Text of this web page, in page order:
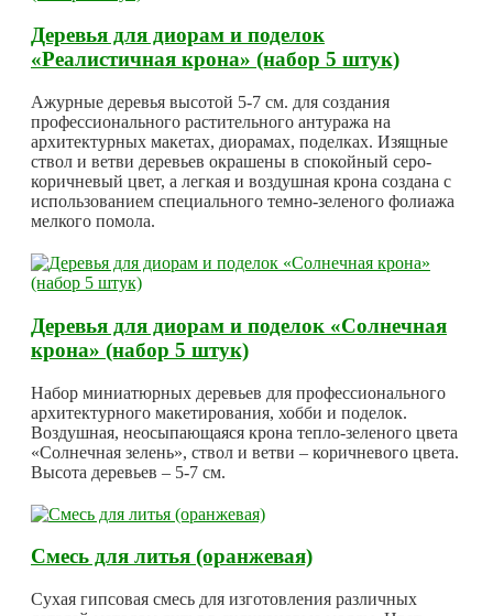
Деревья для диорам и поделок
«Реалистичная крона» (набор 5 штук)
Ажурные деревья высотой 5-7 см. для создания
профессионального растительного антуража на
архитектурных макетах, диорамах, поделках. Изящные
ствол и ветви деревьев окрашены в спокойный серо-
коричневый цвет, а легкая и воздушная крона создана с
использованием специального темно-зеленого фолиажа
мелкого помола.
Деревья для диорам и поделок «Солнечная
крона» (набор 5 штук)
Набор миниатюрных деревьев для профессионального
архитектурного макетирования, хобби и поделок.
Воздушная, неосыпающаяся крона тепло-зеленого цвета
«Солнечная зелень», ствол и ветви – коричневого цвета.
Высота деревьев – 5-7 см.
Смесь для литья (оранжевая)
Сухая гипсовая смесь для изготовления различных